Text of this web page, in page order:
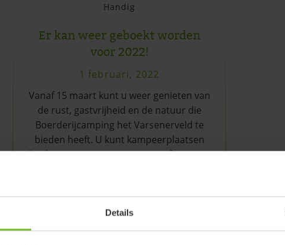
Details
Handig
Er kan weer geboekt worden
voor 2022!
1 februari, 2022
Vanaf 15 maart kunt u weer genieten van
de rust, gastvrijheid en de natuur die
Boerderijcamping het Varsenerveld te
bieden heeft. U kunt kampeerplaatsen
boeken voor uw tent, caravan of camper,
Lees verder